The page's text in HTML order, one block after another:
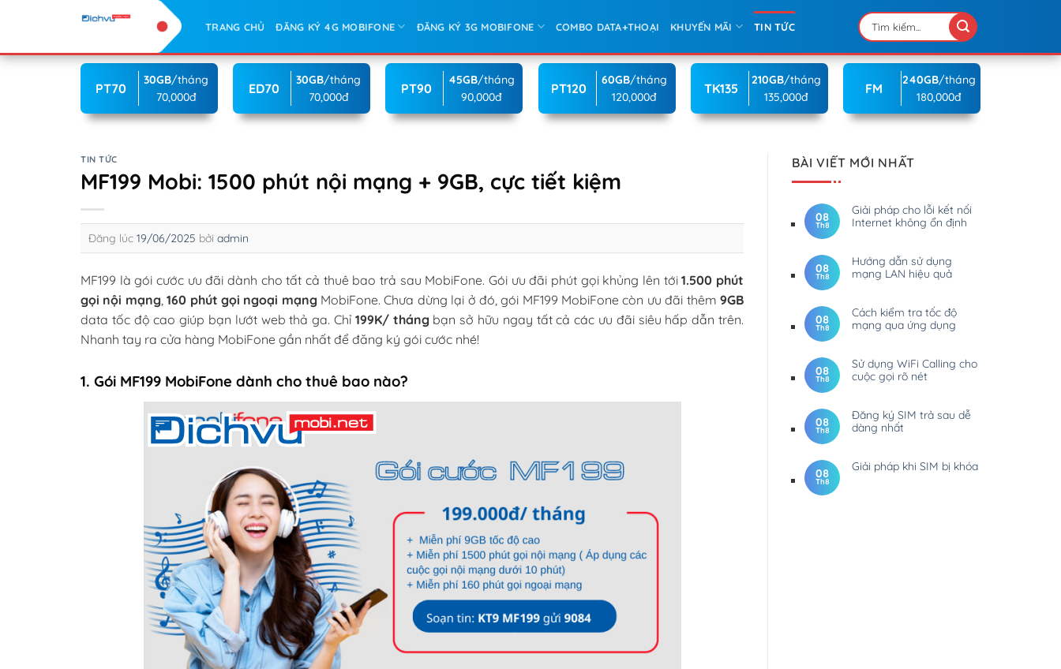
content
TRANG CHỦ ĐĂNG KÝ 4G MOBIFONE ĐĂNG KÝ 3G MOBIFONE COMBO DATA+THOẠI KHUYẾN MÃI TIN TỨC
PT70
30GB/tháng
70,000đ
ED70
30GB/tháng
70,000đ
PT90
45GB/tháng
90,000đ
PT120
60GB/tháng
120,000đ
TK135
210GB/tháng
135,000đ
FM
240GB/tháng
180,000đ
TIN TỨC
MF199 Mobi: 1500 phút nội mạng + 9GB, cực tiết kiệm
Đăng lúc 19/06/2025 bởi admin
MF199 là gói cước ưu đãi dành cho tất cả thuê bao trả sau MobiFone. Gói ưu đãi phút gọi khủng lên tới1.500 phút
gọi nội mạng ,160 phút gọi ngoại mạng MobiFone. Chưa dừng lại ở đó, gói MF199 MobiFone còn ưu đãi thêm9GB
data tốc độ cao giúp bạn lướt web thả ga. Chỉ 199K/ tháng bạn sở hữu ngay tất cả các ưu đãi siêu hấp dẫn trên.
Nhanh tay ra cửa hàng MobiFone gần nhất để đăng ký gói cước nhé!
1. Gói MF199 MobiFone dành cho thuê bao nào?
BÀI VIẾT MỚI NHẤT
08
Th8
Giải pháp cho lỗi kết nối
Internet không ổn định
08
Th8
Hướng dẫn sử dụng
mạng LAN hiệu quả
08
Th8
Cách kiểm tra tốc độ
mạng qua ứng dụng
08
Th8
Sử dụng WiFi Calling cho
cuộc gọi rõ nét
08
Th8
Đăng ký SIM trả sau dễ
dàng nhất
08
Th8
Giải pháp khi SIM bị khóa